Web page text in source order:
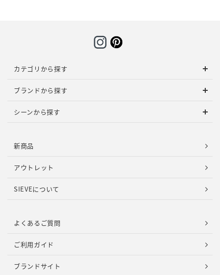
カテゴリから探す
ブランドから探す
シーンから探す
新商品
アウトレット
SIEVEについて
よくあるご質問
ご利用ガイド
ブランドサイト